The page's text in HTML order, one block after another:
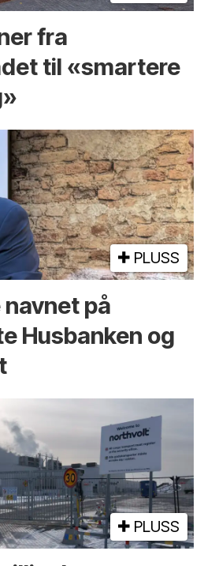
fra
til «smartere
PLUSS
navnet på
Husbanken og
PLUSS